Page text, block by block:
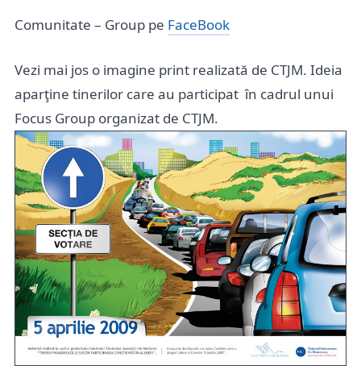
Comunitate – Group pe FaceBook
Vezi mai jos o imagine print realizată de CTJM. Ideia
aparţine tinerilor care au participat în cadrul unui
Focus Group organizat de CTJM.